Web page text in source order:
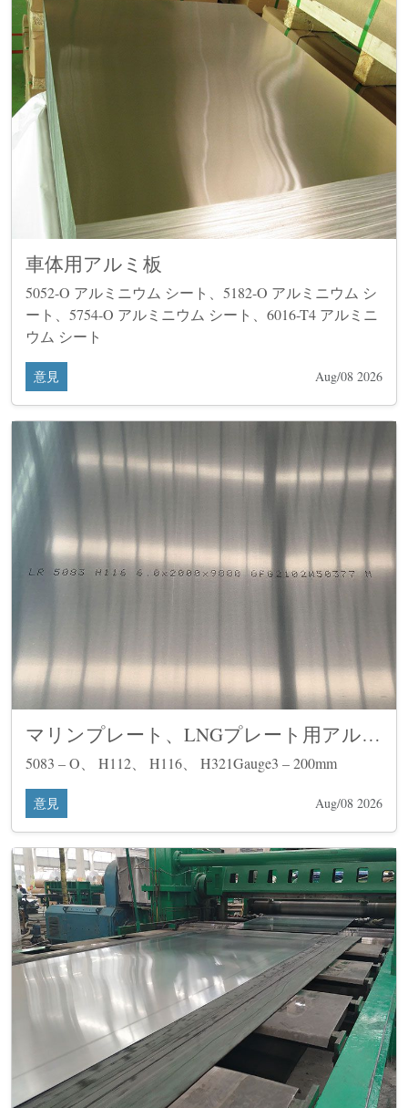
車体用アルミ板
5052-O アルミニウム シート、5182-O アルミニウム シ
ート、5754-O アルミニウム シート、6016-T4 アルミニ
ウム シート
意見 Aug/08 2026
マリンプレート、LNGプレート用アルミ
シート
5083 – O、 H112、 H116、 H321Gauge3 – 200mm
意見 Aug/08 2026